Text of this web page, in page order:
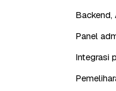
Backend,
Panel
Integrasi